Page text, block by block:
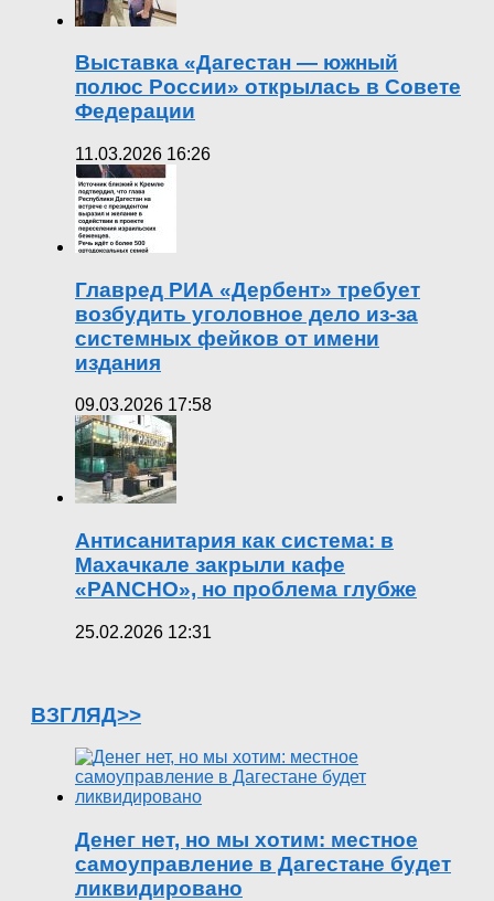
Выставка «Дагестан — южный
полюс России» открылась в Совете
Федерации
11.03.2026 16:26
Главред РИА «Дербент» требует
возбудить уголовное дело из-за
системных фейков от имени
издания
09.03.2026 17:58
Антисанитария как система: в
Махачкале закрыли кафе
«PANCHO», но проблема глубже
25.02.2026 12:31
ВЗГЛЯД>>
Денег нет, но мы хотим: местное
самоуправление в Дагестане будет
ликвидировано